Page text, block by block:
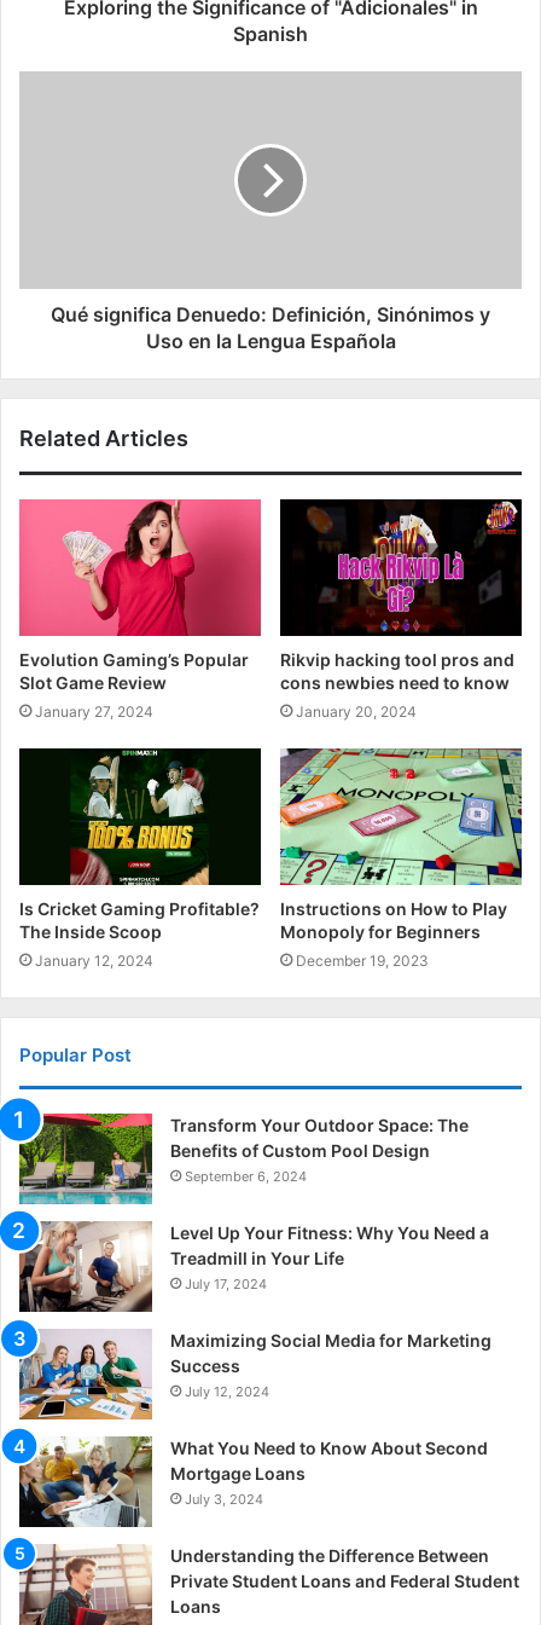
Exploring the Significance of "Adicionales" in
Spanish
Qué significa Denuedo: Definición, Sinónimos y
Uso en la Lengua Española
Related Articles
Evolution Gaming’s Popular
Slot Game Review
January 27, 2024
Rikvip hacking tool pros and
cons newbies need to know
January 20, 2024
Is Cricket Gaming Profitable?
The Inside Scoop
January 12, 2024
Instructions on How to Play
Monopoly for Beginners
December 19, 2023
Popular Post
Transform Your Outdoor Space: The
Benefits of Custom Pool Design
September 6, 2024
Level Up Your Fitness: Why You Need a
Treadmill in Your Life
July 17, 2024
Maximizing Social Media for Marketing
Success
July 12, 2024
What You Need to Know About Second
Mortgage Loans
July 3, 2024
Understanding the Difference Between
Private Student Loans and Federal Student
Loans